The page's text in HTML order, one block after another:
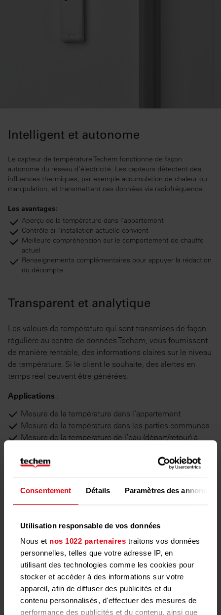
Consentement Détails Paramètres des annonces
Utilisation responsable de vos données
Nous et nos 1022 partenaires traitons vos données
personnelles, telles que votre adresse IP, en
utilisant des technologies comme les cookies pour
stocker et accéder à des informations sur votre
appareil, afin de diffuser des publicités et du
contenu personnalisés, d'effectuer des mesures de
performance des publicités et du contenu, ainsi que
Intelligent et autonome
Le capteur de température Techem fonctionne de façon
autonome du réseau d’électricité. Les capteurs détectent des
influences thermiques, par exemple accumulation de chaleur ou
manipulation, et transmettent ces données via radiofréquence.
Les avantages:
Aperçu de la température dans l’appartement
Contrôle si l’installation actuelle convient
Meilleure compréhension sur le comportement de chauffe
actuel
Renseignements complémentaires pour appuyer la rédaction
du décompte
Transparent et analytique
Les valeurs de température qui sont transmises de façon
régulière au centre de données Techem, vous fournissent
de manière rentable, des informations claires sur le niveau
de température. Si le client le souhaite, des alertes en
temps réel peuvent être générées.
Applications :
Mesure de la température dans l’appartement
Mesure de la température dans les parties communes
Mesure de la température de l’eau (départ/retour) à
Le capteur de température est disponible en design
version avec sonde pour mesurer la température sur la
tuyauterie.